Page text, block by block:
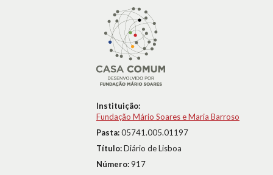
Instituição:
Fundação Mário Soares e Maria Barroso
Pasta:05741.005.01197
Título:Diário de Lisboa
Número:917